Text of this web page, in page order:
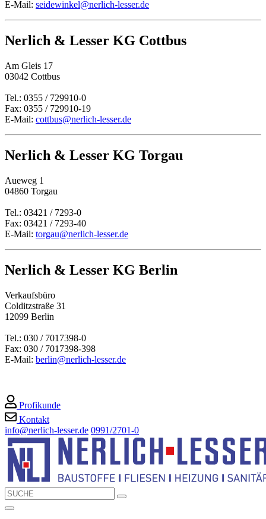
E-Mail: seidewinkel@nerlich-lesser.de
Nerlich & Lesser KG Cottbus
Am Gleis 17
03042 Cottbus
Tel.: 0355 / 729910-0
Fax: 0355 / 729910-19
E-Mail: cottbus@nerlich-lesser.de
Nerlich & Lesser KG Torgau
Aueweg 1
04860 Torgau
Tel.: 03421 / 7293-0
Fax: 03421 / 7293-40
E-Mail: torgau@nerlich-lesser.de
Nerlich & Lesser KG Berlin
Verkaufsbüro
Colditzstraße 31
12099 Berlin
Tel.: 030 / 7017398-0
Fax: 030 / 7017398-398
E-Mail: berlin@nerlich-lesser.de
Profikunde
Kontakt
info@nerlich-lesser.de 0991/2701-0